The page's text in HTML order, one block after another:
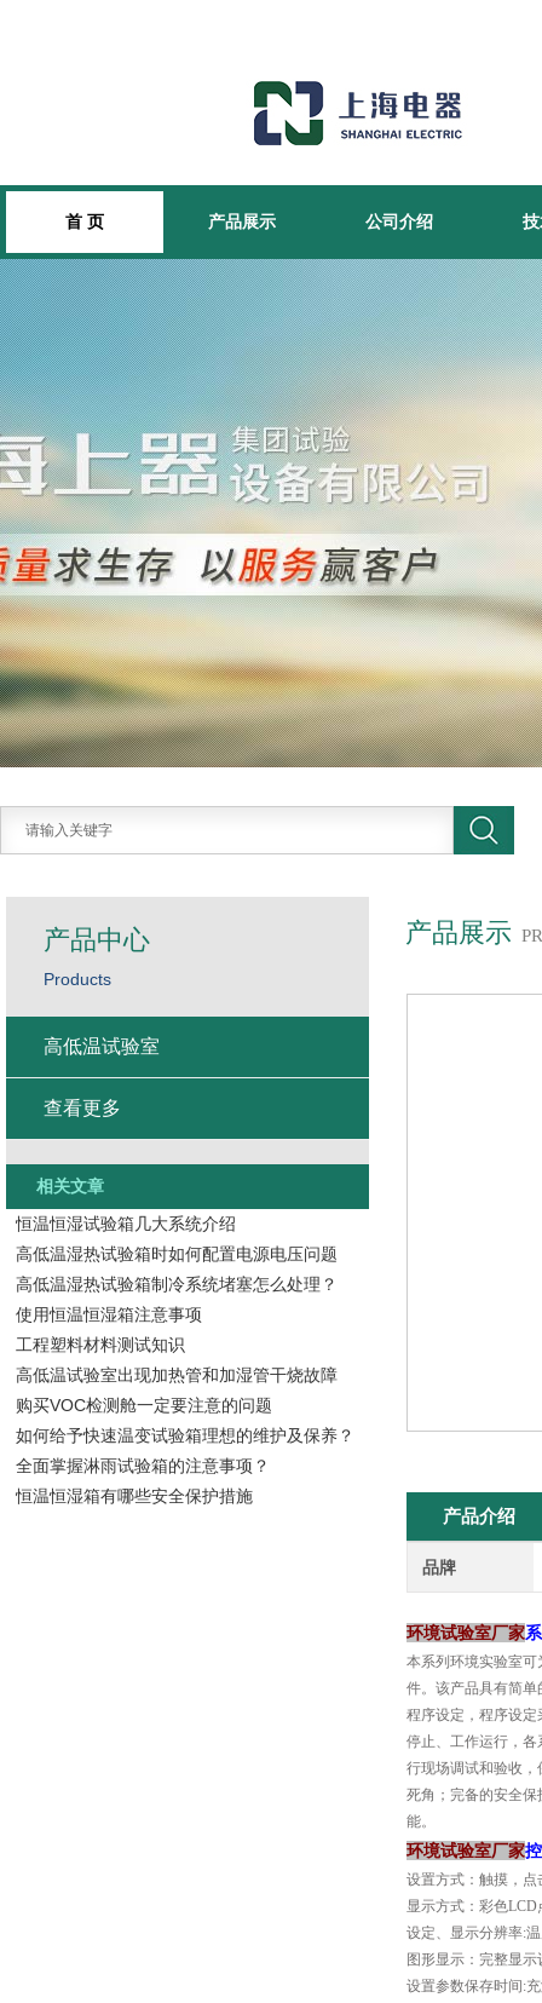
首 页 产品展示 公司介绍
产品展示
产品介绍
品牌
环境试验室厂家
本系列环境实验室
件。该产品具有简
程序设定，程序设
停止、工作运行，
行现场调试和验收
死角；完备的安全
能。
环境试验室厂家
设置方式：触摸，点
显示方式：彩色
设定、显示分辨率:
图形显示：完整显
设置参数保存时间:
产品中心
Products
高低温试验室
查看更多
相关文章
恒温恒湿试验箱几大系统介绍
高低温湿热试验箱时如何配置电源电压问题
高低温湿热试验箱制冷系统堵塞怎么处理？
使用恒温恒湿箱注意事项
工程塑料材料测试知识
高低温试验室出现加热管和加湿管干烧故障
购买VOC检测舱一定要注意的问题
如何给予快速温变试验箱理想的维护及保养？
全面掌握淋雨试验箱的注意事项？
恒温恒湿箱有哪些安全保护措施